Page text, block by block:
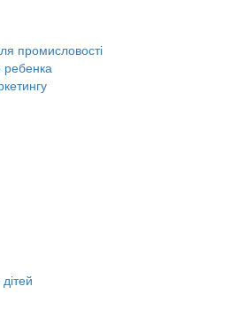
промисловості
ребенка